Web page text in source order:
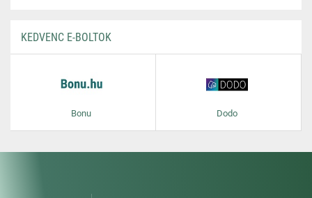
KEDVENC E-BOLTOK
Bonu Dodo